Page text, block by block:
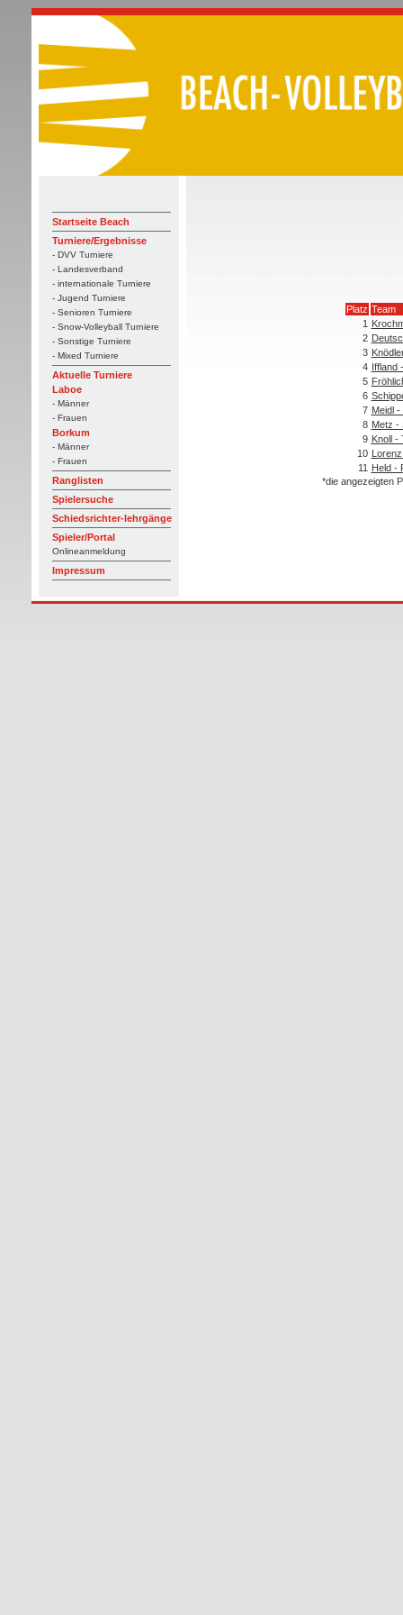
Startseite Beach
Turniere/Ergebnisse
- DVV Turniere
- Landesverband
- internationale Turniere
- Jugend Turniere
- Senioren Turniere
- Snow-Volleyball Turniere
- Sonstige Turniere
- Mixed Turniere
Aktuelle Turniere
Laboe
- Männer
- Frauen
Borkum
- Männer
- Frauen
Ranglisten
Spielersuche
Schiedsrichter-lehrgänge
Spieler/Portal
Onlineanmeldung
Impressum
Platz Team
1
2
3
4 Iffland
5
6
7 Meidl -
8 Metz -
9 Knoll -
10
11 Held -
*die angezeigten